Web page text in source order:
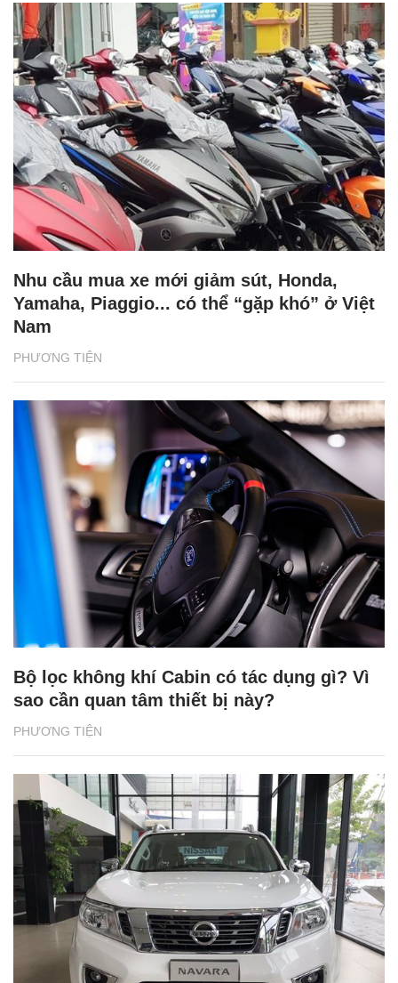
PHƯƠNG TIỆN
Nhu cầu mua xe mới giảm sút, Honda,
Yamaha, Piaggio... có thể “gặp khó” ở Việt
Nam
PHƯƠNG TIỆN
Bộ lọc không khí Cabin có tác dụng gì? Vì
sao cần quan tâm thiết bị này?